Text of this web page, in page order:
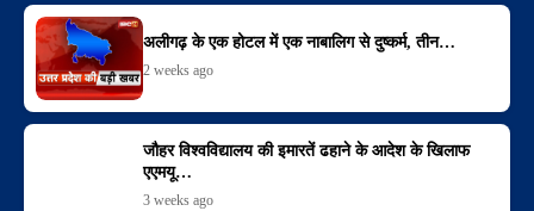
अलीगढ़ के एक होटल में एक नाबालिग से दुष्कर्म, तीन…
2 weeks ago
जौहर विश्वविद्यालय की इमारतें ढहाने के आदेश के खिलाफ
एएमयू…
3 weeks ago